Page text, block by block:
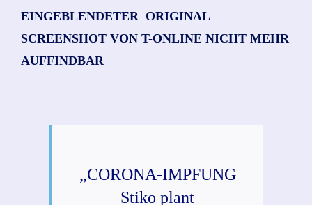
EINGEBLENDETER ORIGINAL
SCREENSHOT VON T-ONLINE NICHT MEHR
AUFFINDBAR
„CORONA-IMPFUNG
Stiko plant